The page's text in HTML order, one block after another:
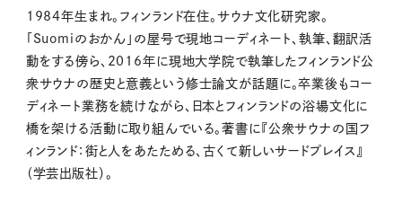
1984年生まれ。フィンランド在住。サウナ文化研究家。
Suomiのおかん」の屋号で現地コーディネート、執筆、翻訳活
動をする傍ら、2016年に現地大学院で執筆したフィンランド公
衆サウナの歴史と意義という修士論文が話題に。卒業後もコー
ディネート業務を続けながら、日本とフィンランドの浴場文化に
橋を架ける活動に取り組んでいる。著書に『公衆サウナの国フ
ィンランド：街と人をあたためる、古くて新しいサードプレイス』
（学芸出版社）。